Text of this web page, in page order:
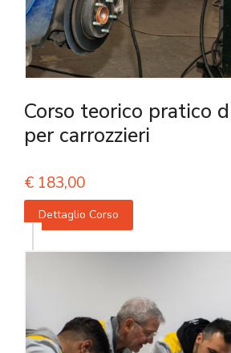
Corso teorico pratico
per carrozzieri
€ 183,00
Dettaglio Corso